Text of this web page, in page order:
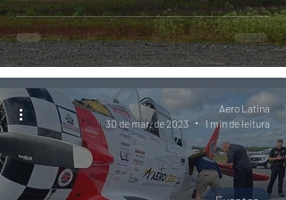
Aero Latina
30 de mar. de 2023
1 min de leitura